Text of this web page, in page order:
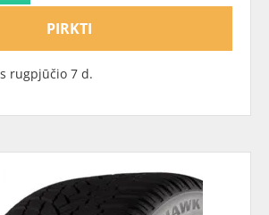
PIRKTI
rugpjūčio 7 d.